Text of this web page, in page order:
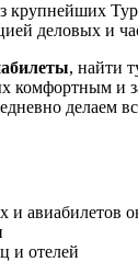
крупнейших
деловых и
, найти
комфортным
делаем
и авиабилетов
и отелей